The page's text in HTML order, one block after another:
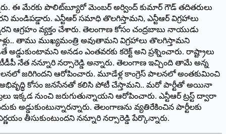
ఈ మేరకు పొలిట్‌బ్యూరో మెంబర్‌ అర్వింద్‌ ‌కుమార్‌ ‌గౌడ్‌ ‌తదితరులు
ఎన్టీఆర్‌ ‌సమాధి తొలగిస్తామని, ఎన్టీఆర్‌ ‌విగ్రహాలు
ఆగ్రహం వ్యక్తం చేశారు. తెలంగాణ కోసం చంద్రబాబు నాయుడు
తాము ముఖ్యమంత్రి అవుతామని విగ్రహాలు తొలగిస్తామని
అనడం ఎంతవరకు కరెక్ట్ అని ప్రశ్నించారు. రాష్ట్రాలు
నేత నన్నూరి నర్సారెడ్డి అన్నారు. తెలంగాణ ఇచ్చింది తామే అన్న
జరిగిందని ఆరోపించారు. మూడేళ్ల కాంగ్రెస్‌ ‌పాలనలో అంతకుమించి
కోసం జనసేనతో కలిసి పోటీ చేస్తామని.. మరో పార్టీతో అయినా
ఇక్కడ నుంచి జరుగుతున్నాయని ఆరోపించారు. ఎన్టీఆర్‌ ‌ట్రస్ట్ ‌ద్వారా
అడ్డుకుంటున్నారన్నారు. తెలంగాణను వ్యతిరేకించిన పార్టీలకు
తీసుకుంటుందని నన్నూరి నర్సారెడ్డి పేర్కొన్నారు.